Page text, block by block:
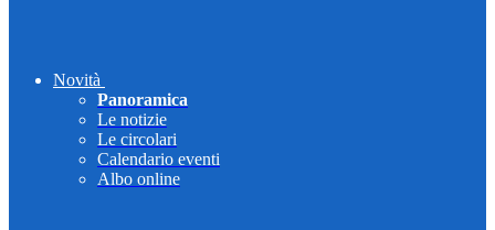
Novità
Panoramica
Le notizie
Le circolari
Calendario eventi
Albo online